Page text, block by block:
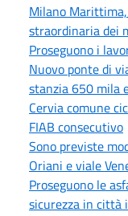
Milano
straordinaria dei
Proseguono i
Nuovo ponte di
stanzia 650 mila
Cervia comune
FIAB consecutivo
Sono previste
Oriani e viale
Proseguono le
sicurezza in città